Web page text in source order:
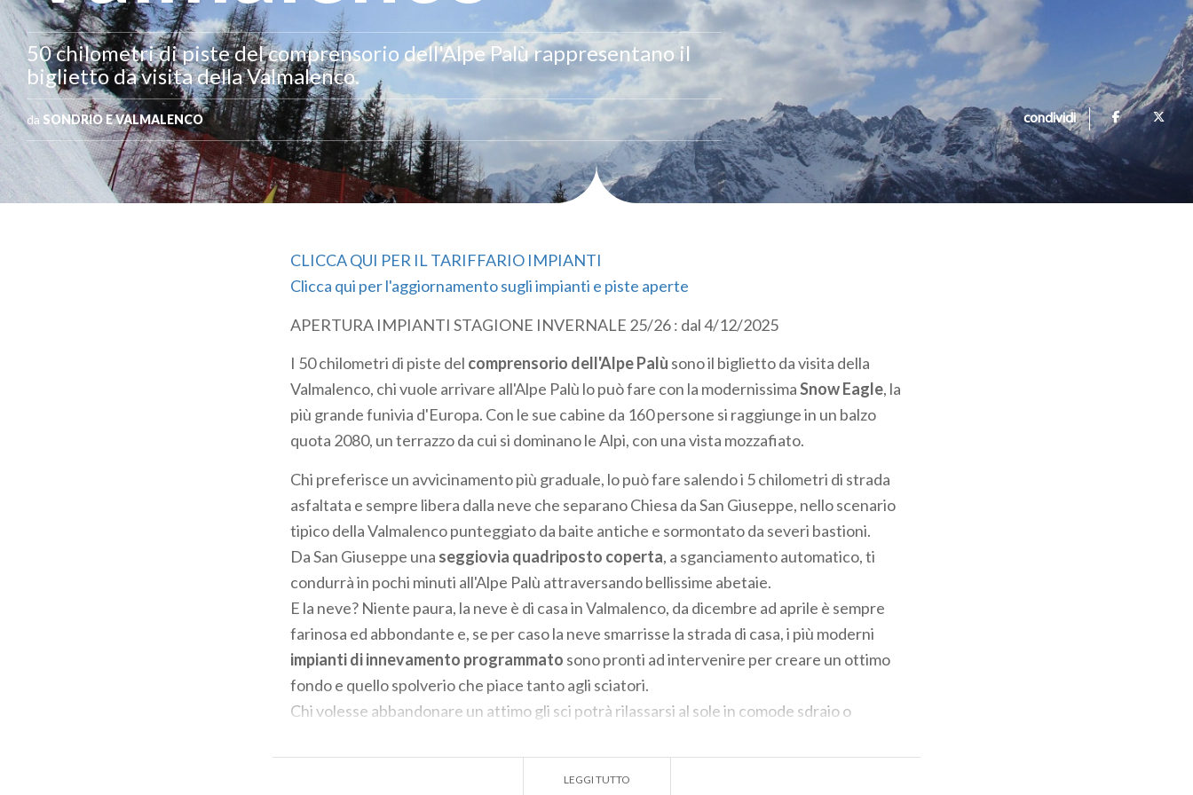
50 chilometri di piste del comprensorio dell'Alpe Palù rappresentano il
biglietto da visita della Valmalenco.
da SONDRIO E VALMALENCO condividi
CLICCA QUI PER IL TARIFFARIO IMPIANTI
Clicca qui per l'aggiornamento sugli impianti e piste aperte
APERTURA IMPIANTI STAGIONE INVERNALE 25/26 : dal 4/12/2025
I 50 chilometri di piste del comprensorio dell'Alpe Palù sono il biglietto da visita della
Valmalenco, chi vuole arrivare all'Alpe Palù lo può fare con la modernissimaSnow Eagle, la
più grande funivia d'Europa. Con le sue cabine da 160 persone si raggiunge in un balzo
quota 2080, un terrazzo da cui si dominano le Alpi, con una vista mozzafiato.
Chi preferisce un avvicinamento più graduale, lo può fare salendo i 5 chilometri di strada
asfaltata e sempre libera dalla neve che separano Chiesa da San Giuseppe, nello scenario
tipico della Valmalenco punteggiato da baite antiche e sormontato da severi bastioni.
Da San Giuseppe una seggiovia quadriposto coperta, a sganciamento automatico, ti
condurrà in pochi minuti all'Alpe Palù attraversando bellissime abetaie.
E la neve? Niente paura, la neve è di casa in Valmalenco, da dicembre ad aprile è sempre
farinosa ed abbondante e, se per caso la neve smarrisse la strada di casa, i più moderni
impianti di innevamento programmato sono pronti ad intervenire per creare un ottimo
fondo e quello spolverio che piace tanto agli sciatori.
Chi volesse abbandonare un attimo gli sci potrà rilassarsi al sole in comode sdraio o
In alternativa c’è la possibilità di farepasseggiate, a piedi o con leciaspole, nella magica
: un ambiente veramente fiabesco e suggestivo con pini e abeti
LEGGI TUTTO